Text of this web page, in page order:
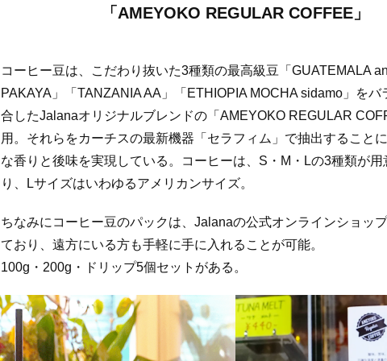
「AMEYOKO REGULAR COFFEE」
コーヒー豆は、こだわり抜いた3種類の最高級豆「GUATEMALA
PAKAYA」「TANZANIA AA」「ETHIOPIA MOCHA sidamo」をバ
合したJalanaオリジナルブレンドの「AMEYOKO REGULAR
用。それらをカーチスの最新機器「セラフィム」で抽出すること
な香りと後味を実現している。コーヒーは、S・M・Lの3種類が用
り、Lサイズはいわゆるアメリカンサイズ。
ちなみにコーヒー豆のパックは、Jalanaの公式オンラインショッ
ており、遠方にいる方も手軽に手に入れることが可能。
100g・200g・ドリップ5個セットがある。